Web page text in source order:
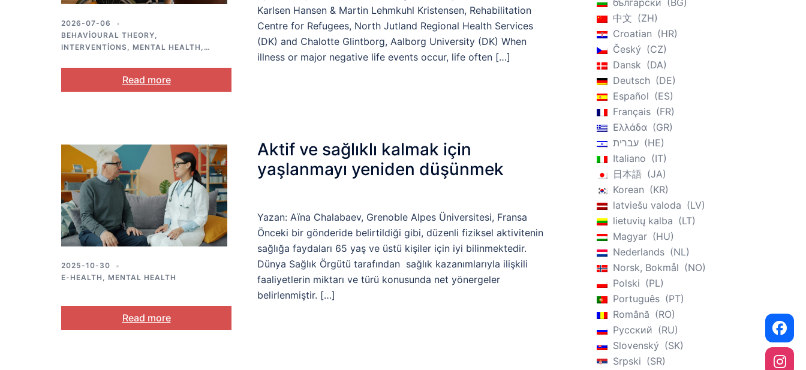
2026-07-06
BEHAVIOURAL THEORY,
INTERVENTIONS, MENTAL HEALTH ,
Karlsen Hansen & Martin Lehmkuhl Kristensen, Rehabilitation
Centre for Refugees, North Jutland Regional Health Services
(DK) and Chalotte Glintborg, Aalborg University (DK) When
illness or major negative life events occur, life often […]
Read more
2025-10-30
E-HEALTH , MENTAL HEALTH
Aktif ve sağlıklı kalmak için
yaşlanmayı yeniden düşünmek
Yazan: Aïna Chalabaev, Grenoble Alpes Üniversitesi, Fransa
Önceki bir gönderide belirtildiği gibi, düzenli fiziksel aktivitenin
sağlığa faydaları 65 yaş ve üstü kişiler için iyi bilinmektedir.
Dünya Sağlık Örgütü tarafından sağlık kazanımlarıyla ilişkili
faaliyetlerin miktarı ve türü konusunda net yönergeler
belirlenmiştir. […]
Read more
български
BG
中文
ZH
Croatian
HR
Český
CZ
Dansk
DA
Deutsch
DE
Español
ES
Français
FR
Ελλάδα
GR
עברית
HE
Italiano
IT
日本語
JA
Korean
KR
latviešu valoda
LV
lietuvių kalba
LT
Magyar
HU
Nederlands
NL
Norsk, Bokmål
NO
Polski
PL
Português
PT
Română
RO
Русский
RU
Slovenský
SK
Srpski
SR